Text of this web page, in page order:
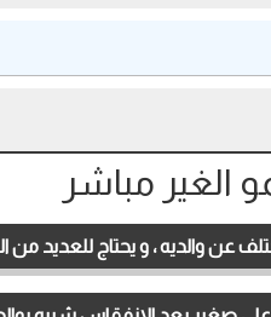
الغير مباشر
كي يصبح على شكلهما.